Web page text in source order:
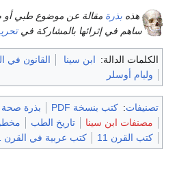
هذه بذرة مقالة عن موضوع طبي أو
ساهم في إثرائها بالمشاركة في
الكلمات الدالة: ابن سينا القانون في
وليام أوسلر
تصنيفات: كتب بنسخة PDF بذرة
مصنفات ابن سينا
تاريخ الطب
كتب القرن 11
كتب عربية في القرن 11